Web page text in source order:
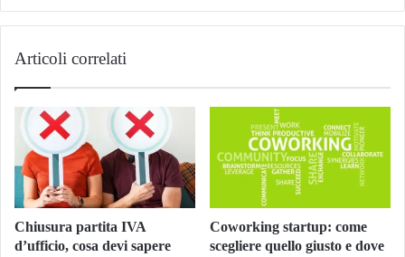
Articoli correlati
Chiusura partita IVA
d’ufficio, cosa devi sapere
Coworking startup: come
scegliere quello giusto e dove